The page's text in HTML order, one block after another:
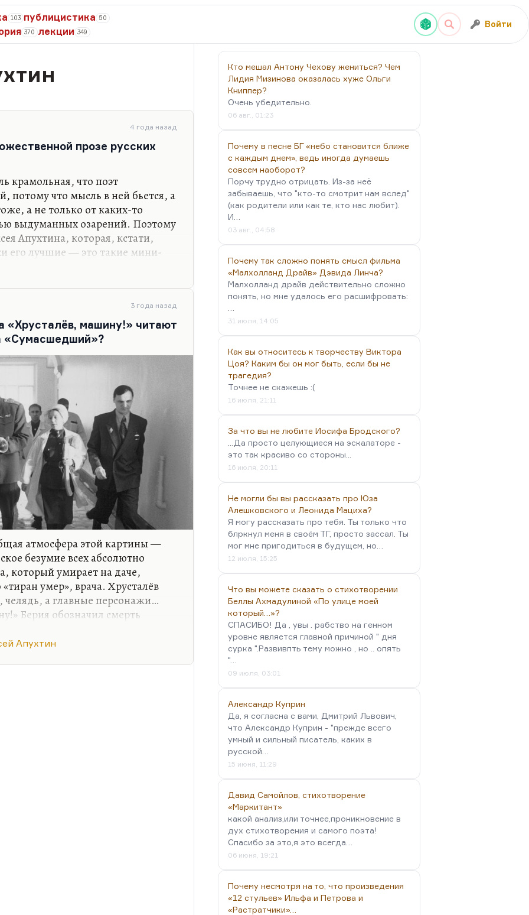
103 публицистика 50
370 лекции 349
Войти
4 года назад
прозе русских
крамольная, что поэт
потому что мысль в ней бьется, а
а не только от каких-то
выдуманных озарений. Поэтому
Апухтина, которая, кстати,
его лучшие — это такие мини-
невзирая на набоковскую
автор, и проза его очень
думаю, что проза Марины
стихов. Во всяком случае,
как…
3 года назад
«Хрусталёв, машину!» читают
«Сумасшедший»?
атмосфера этой картины —
безумие всех абсолютно
который умирает на даче,
умер», врача. Хрусталёв
а главные персонажи…
Берия обозначил смерть
сталинский шофёр, он тоже
что пока Сталин, умирая,
Апухтин
Кто мешал Антону Чехову жениться? Чем
Лидия Мизинова оказалась хуже Ольги
Книппер?
Очень убедительно.
06 авг., 01:23
Почему в песне БГ «небо становится ближе
с каждым днем», ведь иногда думаешь
совсем наоборот?
Порчу трудно отрицать. Из-за неё
забываешь, что "кто-то смотрит нам вслед"
(как родители или как те, кто нас любит).
И…
03 авг., 04:58
Почему так сложно понять смысл фильма
«Малхолланд Драйв» Дэвида Линча?
Малхолланд драйв действительно сложно
понять, но мне удалось его расшифровать:
31 июля, 14:05
Как вы относитесь к творчеству Виктора
Цоя? Каким бы он мог быть, если бы не
трагедия?
Точнее не скажешь :(
16 июля, 21:11
За что вы не любите Иосифа Бродского?
...Да просто целующиеся на эскалаторе -
это так красиво со стороны...
16 июля, 20:11
Не могли бы вы рассказать про Юза
Алешковского и Леонида Мациха?
Я могу рассказать про тебя. Ты только что
блркнул меня в своём ТГ, просто зассал. Ты
мог мне пригодиться в будущем, но…
12 июля, 15:25
Что вы можете сказать о стихотворении
Беллы Ахмадулиной «По улице моей
который…»?
СПАСИБО! Да , увы . рабство на генном
уровне является главной причиной " дня
сурка ".Развивпть тему можно , но .. опять
"…
09 июля, 03:01
Александр Куприн
Да, я согласна с вами, Дмитрий Львович,
что Александр Куприн - "прежде всего
умный и сильный писатель, каких в
русской…
15 июня, 11:29
Давид Самойлов, стихотворение
«Маркитант»
какой анализ,или точнее,проникновение в
дух стихотворения и самого поэта!
Спасибо за это,я это всегда…
06 июня, 19:21
Почему несмотря на то, что произведения
«12 стульев» Ильфа и Петрова и
«Растратчики»…